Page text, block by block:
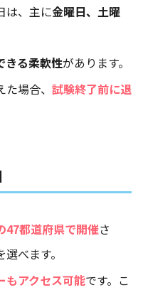
は、主に金曜日、土曜
きる柔軟性があります。
場合、 試験終了前に退
47都道府県で開催さ
べます。
もアクセス可能です。こ